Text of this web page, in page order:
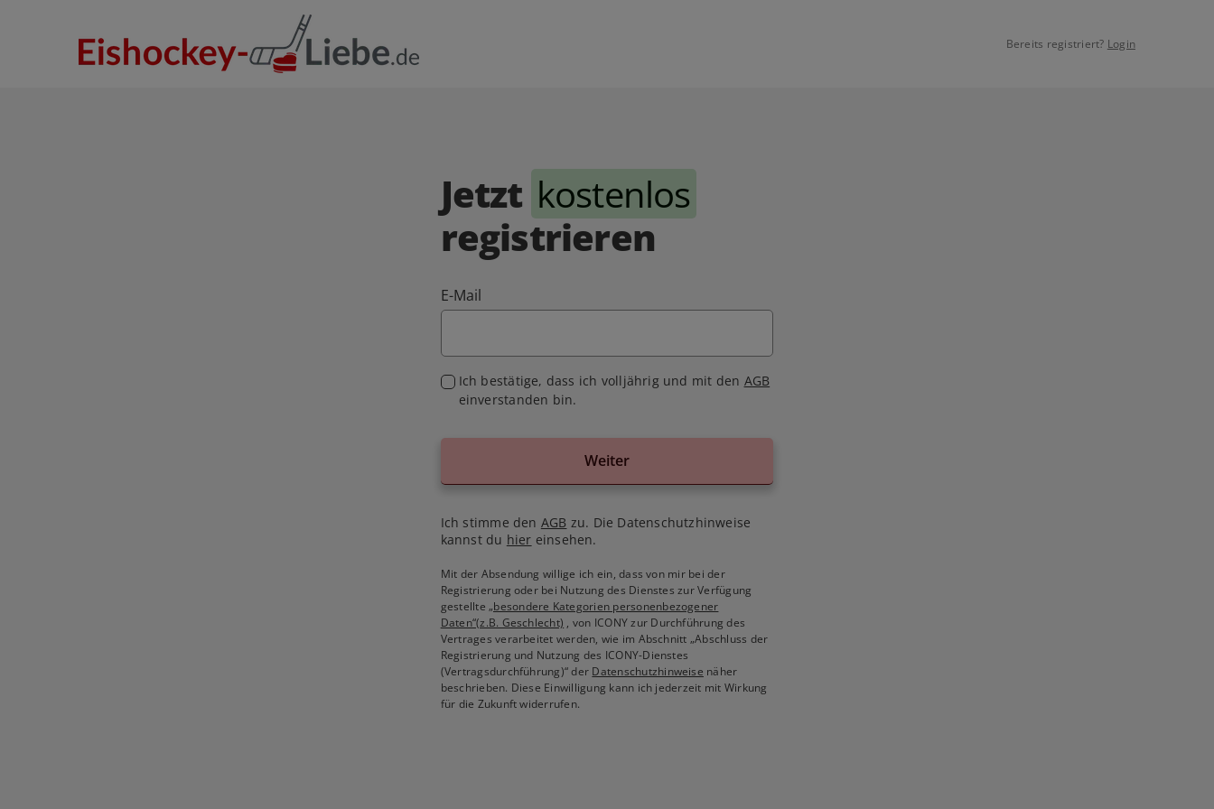
Bereits registriert? Login
Jetzt kostenlos
registrieren
E-Mail
Ich bestätige, dass ich volljährig und mit den AGB
einverstanden bin.
Weiter
Ich stimme den AGB zu. Die Datenschutzhinweise
kannst du hier einsehen.
Mit der Absendung willige ich ein, dass von mir bei der
Registrierung oder bei Nutzung des Dienstes zur Verfügung
gestellte„besondere Kategorien personenbezogener
Daten“(z.B. Geschlecht) , von ICONY zur Durchführung des
Vertrages verarbeitet werden, wie im Abschnitt „Abschluss der
Registrierung und Nutzung des ICONY-Dienstes
(Vertragsdurchführung)“ der Datenschutzhinweise näher
beschrieben. Diese Einwilligung kann ich jederzeit mit Wirkung
für die Zukunft widerrufen.